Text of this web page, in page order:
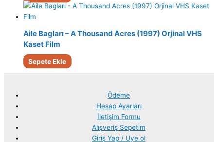
Aile Bagları – A Thousand Acres (1997) Orjinal VHS
Kaset Film
Sepete Ekle
Ödeme
Hesap Ayarları
İletişim Formu
Alışveriş Sepetim
Giriş Yap / Uye ol